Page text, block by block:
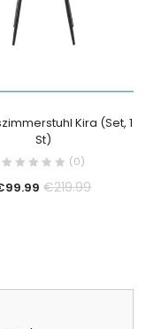
Kira (Set, 1
St)
(0)
99.99 €219.99